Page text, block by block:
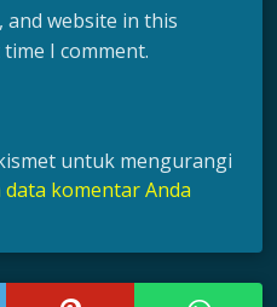
and website in this
I comment.
untuk mengurangi
komentar Anda